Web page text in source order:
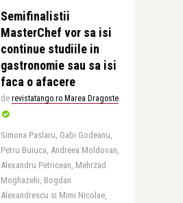
Semifinalistii
MasterChef vor sa isi
continue studiile in
gastronomie sau sa isi
faca o afacere
de revistatango.ro Marea Dragoste
Simona Paslaru, Gabi Godeanu,
Petru Buiuca, Andreea Moldovan,
Alexandru Petricean, Mehrzad
Moghazehi, Bogdan
Alexandrescu si Mimi Nicolae,